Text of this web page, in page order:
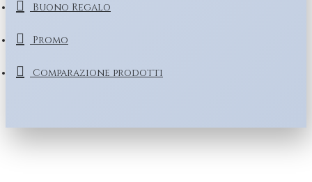
Buono Regalo
Promo
Comparazione prodotti